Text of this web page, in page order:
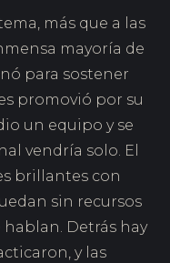
más que a las
mayoría de
para sostener
promovió por su
un equipo y se
vendría solo. El
brillantes con
sin recursos
Detrás hay
y las